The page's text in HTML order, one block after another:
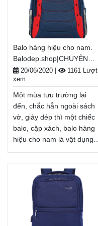
khách hàng với những
chương trình ưu đãi,
khuyến mãi vô cùng hấp
dẫn và đa dạng sản phẩm.
Balodep.shop|Chuyên balo
hàng hiệu đà nẵng, Balo-
Túi xách. Giao hàng toàn
quốc, Miễn phí đổi trả
hàng, thanh toán tiền khi
nhận hàngXem thêm
Balo hàng hiệu cho nam.
Balodep.shop|CHUYÊN
BALO-TÚI XÁCH–VALI ĐẸP
20/06/2020
1161 Lượt
xem
Một mùa tựu trường lại
đến, chắc hẳn ngoài sách
vở, giày dép thì một chiếc
balo, cặp xách, balo hàng
hiệu cho nam là vật dụng
năng lượng cho một năm
học mới đầy tươi sáng.
Nhân dịp năm học
mới, Balodep.shop tri ân
khách hàng với những
chương trình ưu đãi,